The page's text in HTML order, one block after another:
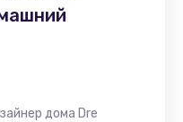
дома Dre